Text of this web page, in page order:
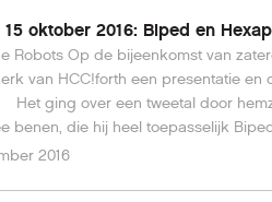
15 oktober 2016: Biped en
Robots Op de bijeenkomst van
van HCC!forth een presentatie en
benen, die hij heel toepasselijk
geheten. Het programma
2016